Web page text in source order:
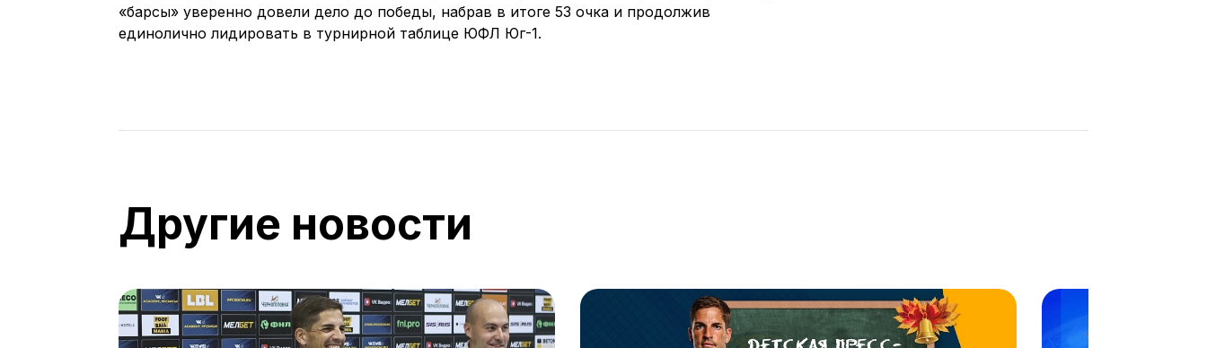
«барсы» уверенно довели дело до победы, набрав в итоге 53 очка и продолжив
единолично лидировать в турнирной таблице ЮФЛ Юг-1.
Другие новости